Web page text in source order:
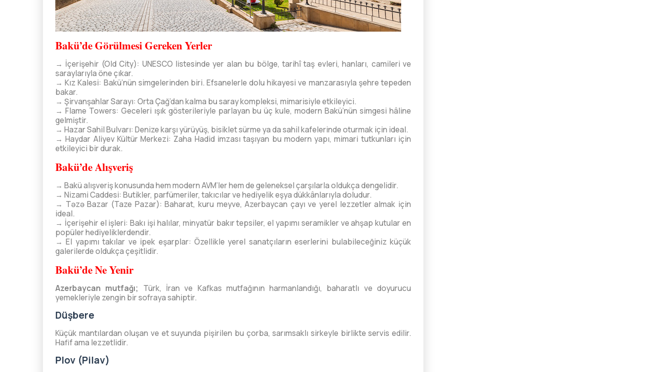
Bakü’de Görülmesi Gereken Yerler
→ İçerişehir (Old City): UNESCO listesinde yer alan bu bölge, tarihî taş evleri, hanları, camileri ve
saraylarıyla öne çıkar.
→ Kız Kalesi: Bakü’nün simgelerinden biri. Efsanelerle dolu hikayesi ve manzarasıyla şehre tepeden
bakar.
→ Şirvanşahlar Sarayı: Orta Çağ’dan kalma bu saray kompleksi, mimarisiyle etkileyici.
→ Flame Towers: Geceleri ışık gösterileriyle parlayan bu üç kule, modern Bakü’nün simgesi hâline
gelmiştir.
→ Hazar Sahil Bulvarı: Denize karşı yürüyüş, bisiklet sürme ya da sahil kafelerinde oturmak için ideal.
→ Haydar Aliyev Kültür Merkezi: Zaha Hadid imzası taşıyan bu modern yapı, mimari tutkunları için
etkileyici bir durak.
Bakü’de Alışveriş
→ Bakü alışveriş konusunda hem modern AVM’ler hem de geleneksel çarşılarla oldukça dengelidir.
→ Nizami Caddesi: Butikler, parfümeriler, takıcılar ve hediyelik eşya dükkânlarıyla doludur.
→ Təzə Bazar (Taze Pazar): Baharat, kuru meyve, Azerbaycan çayı ve yerel lezzetler almak için
ideal.
→ İçerişehir el işleri: Bakı işi halılar, minyatür bakır tepsiler, el yapımı seramikler ve ahşap kutular en
popüler hediyeliklerdendir.
→ El yapımı takılar ve ipek eşarplar: Özellikle yerel sanatçıların eserlerini bulabileceğiniz küçük
galerilerde oldukça çeşitlidir.
Bakü’de Ne Yenir
Azerbaycan mutfağı; Türk, İran ve Kafkas mutfağının harmanlandığı, baharatlı ve doyurucu
yemekleriyle zengin bir sofraya sahiptir.
Düşbere
Küçük mantılardan oluşan ve et suyunda pişirilen bu çorba, sarımsaklı sirkeyle birlikte servis edilir.
Hafif ama lezzetlidir.
Plov (Pilav)